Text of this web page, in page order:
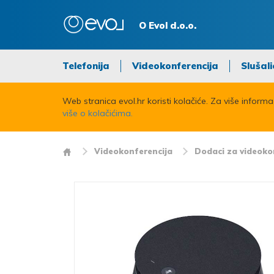
O Evol d.o.o.
Telefonija Videokonferencija
Web stranica evol.hr koristi kolačiće. Za više
više o kolačićima.
Videokonferencija Dodaci za